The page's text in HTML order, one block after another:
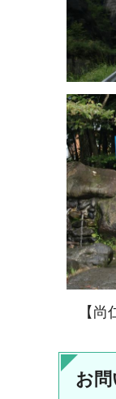
【尚仁
お